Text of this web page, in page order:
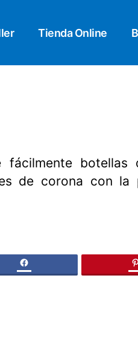
Tienda Online
fácilmente botellas
de corona con la
facebook